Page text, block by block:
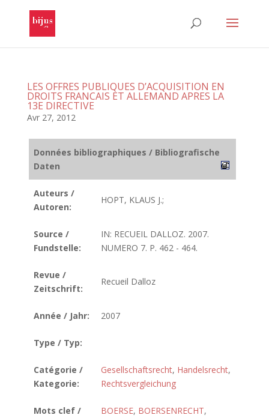
LES OFFRES PUBLIQUES D’ACQUISITION EN
DROITS FRANCAIS ET ALLEMAND APRES LA
13E DIRECTIVE
Avr 27, 2012
Données bibliographiques / Bibliografische
Daten
Auteurs /
Autoren:
HOPT, KLAUS J.;
Source /
Fundstelle:
IN: RECUEIL DALLOZ. 2007.
NUMERO 7. P. 462 - 464.
Revue /
Zeitschrift:
Recueil Dalloz
Année / Jahr: 2007
Type / Typ:
Catégorie /
Kategorie:
Gesellschaftsrecht, Handelsrecht,
Rechtsvergleichung
Mots clef /
BOERSE, BOERSENRECHT,